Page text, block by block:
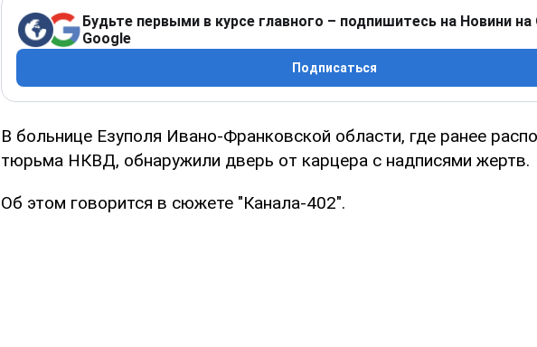
Будьте первыми в курсе главного – подпишитесь на Новини на
Google
Подписаться
В больнице Езуполя Ивано-Франковской области, где ранее
тюрьма НКВД, обнаружили дверь от карцера с надписями жертв.
Об этом говорится в сюжете "Канала-402".